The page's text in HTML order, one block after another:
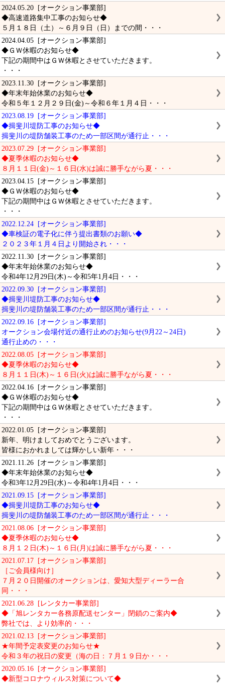
2024.05.20 [オークション事業部]
◆高速道路集中工事のお知らせ◆
５月１８日（土）～６月９日（日）までの間・・・
2024.04.05 [オークション事業部]
◆ＧＷ休暇のお知らせ◆
下記の期間中はＧＷ休暇とさせていただきます。
・・・
2023.11.30 [オークション事業部]
◆年末年始休業のお知らせ◆
令和５年１２月２９日(金)～令和６年１月４日・・・
2023.08.19 [オークション事業部]
◆揖斐川堤防工事のお知らせ◆
揖斐川の堤防舗装工事のため一部区間が通行止・・・
2023.07.29 [オークション事業部]
◆夏季休暇のお知らせ◆
８月１１日(金)～１６日(水)は誠に勝手ながら夏・・・
2023.04.15 [オークション事業部]
◆ＧＷ休暇のお知らせ◆
下記の期間中はＧＷ休暇とさせていただきます。
・・・
2022.12.24 [オークション事業部]
◆車検証の電子化に伴う提出書類のお願い◆
２０２３年１月４日より開始され・・・
2022.11.30 [オークション事業部]
◆年末年始休業のお知らせ◆
令和4年12月29日(木)～令和5年1月4日・・・
2022.09.30 [オークション事業部]
◆揖斐川堤防工事のお知らせ◆
揖斐川の堤防舗装工事のため一部区間が通行止・・・
2022.09.16 [オークション事業部]
オークション会場付近の通行止めのお知らせ(9月22～24日)
通行止めの・・・
2022.08.05 [オークション事業部]
◆夏季休暇のお知らせ◆
８月１１日(木)～１６日(火)は誠に勝手ながら夏・・・
2022.04.16 [オークション事業部]
◆ＧＷ休暇のお知らせ◆
下記の期間中はＧＷ休暇とさせていただきます。
・・・
2022.01.05 [オークション事業部]
新年、明けましておめでとうございます。
皆様におかれましては輝かしい新年・・・
2021.11.26 [オークション事業部]
◆年末年始休業のお知らせ◆
令和3年12月29日(水)～令和4年1月4日・・・
2021.09.15 [オークション事業部]
◆揖斐川堤防工事のお知らせ◆
揖斐川の堤防舗装工事のため一部区間が通行止・・・
2021.08.06 [オークション事業部]
◆夏季休暇のお知らせ◆
８月１２日(木)～１６日(月)は誠に勝手ながら夏・・・
2021.07.17 [オークション事業部]
［ご会員様向け］
７月２０日開催のオークションは、愛知大型ディーラー合
同・・・
2021.06.28 [レンタカー事業部]
◆「旭レンタカー各務原配送センター」閉鎖のご案内◆
弊社では、より効率的・・・
2021.02.13 [オークション事業部]
★年間予定表変更のお知らせ★
令和３年の祝日の変更（海の日：７月１９日か・・・
2020.05.16 [オークション事業部]
◆新型コロナウィルス対策について◆